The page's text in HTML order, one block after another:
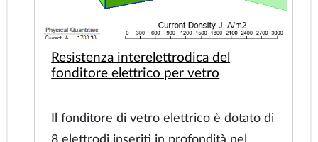
apportate. Utilizziamo un modello agli
elementi finiti per verificare queste
equazioni.
Fecha: 2024-03-27
Wenner a quattro punti, misurazione